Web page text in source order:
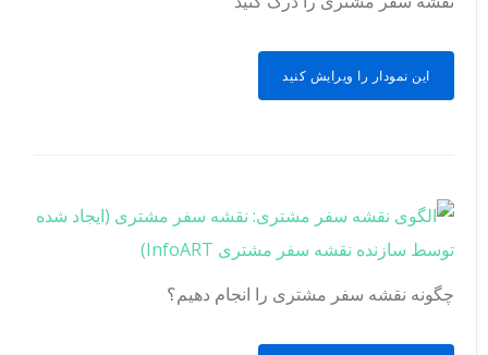
این نمودار را ویرایش کنید
چگونه نقشه سفر مشتری را انجام دهیم؟